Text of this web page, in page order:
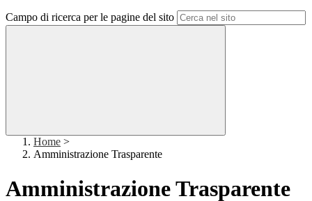
Campo di ricerca per le pagine del sito
Home >
Amministrazione Trasparente
Amministrazione Trasparente